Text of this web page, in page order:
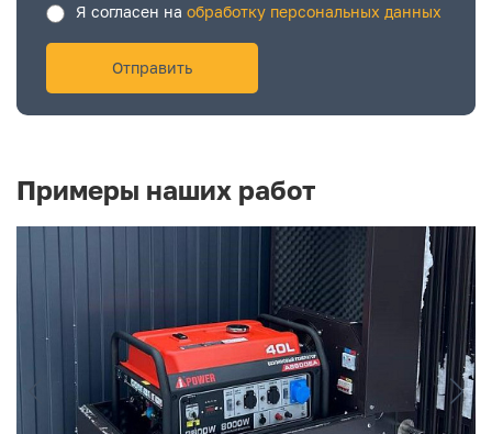
Я согласен на обработку персональных данных
Примеры наших работ